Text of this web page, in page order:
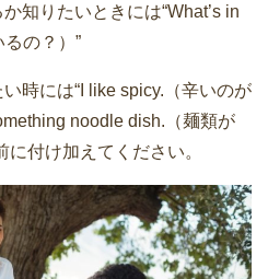
知りたいときには“What’s in
の？）”
時には“I like spicy.（辛いのが
noodle dish.（麺類が
に付け加えてください。